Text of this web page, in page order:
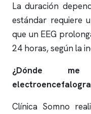
La duración
estándar requiere
que un EEG
24 horas, según la
¿Dónde
Clínica Somno